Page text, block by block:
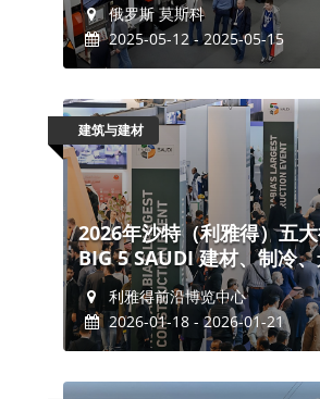
俄罗斯 莫斯科
2025-05-12 - 2025-05-15
建筑与建材
2026年沙特（利雅得）五
BIG 5 SAUDI 建材、制冷
利雅得前沿博览中心
2026-01-18 - 2026-01-21